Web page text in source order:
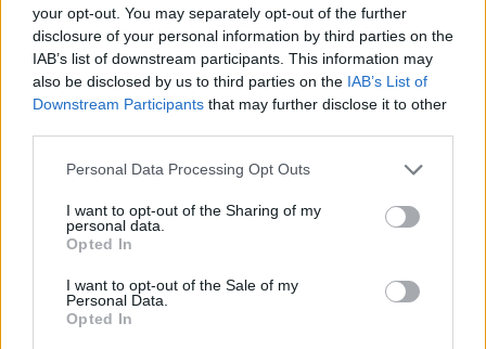
your opt-out. You may separately opt-out of the further
disclosure of your personal information by third parties on the
IAB’s list of downstream participants. This information may
also be disclosed by us to third parties on the IAB’s List of
Downstream Participants that may further disclose it to other
Please note that this website/app uses one or more Google
not limited to your visit or usage behaviour. You may click to
grant or deny consent to Google and its third-party tags to
use your data for below specified purposes in below Google
consent section.
Personal Data Processing Opt Outs
I want to opt-out of the Sharing of my
personal data.
Opted In
I want to opt-out of the Sale of my
Personal Data.
Opted In
El notable cambio físico de Isabel Díaz
Ayuso
En su regreso al trabajo al frente de…
GENTE